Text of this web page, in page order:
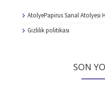
AtolyePapirus Sanal Atolyesi
Gizlilik politikası
SON